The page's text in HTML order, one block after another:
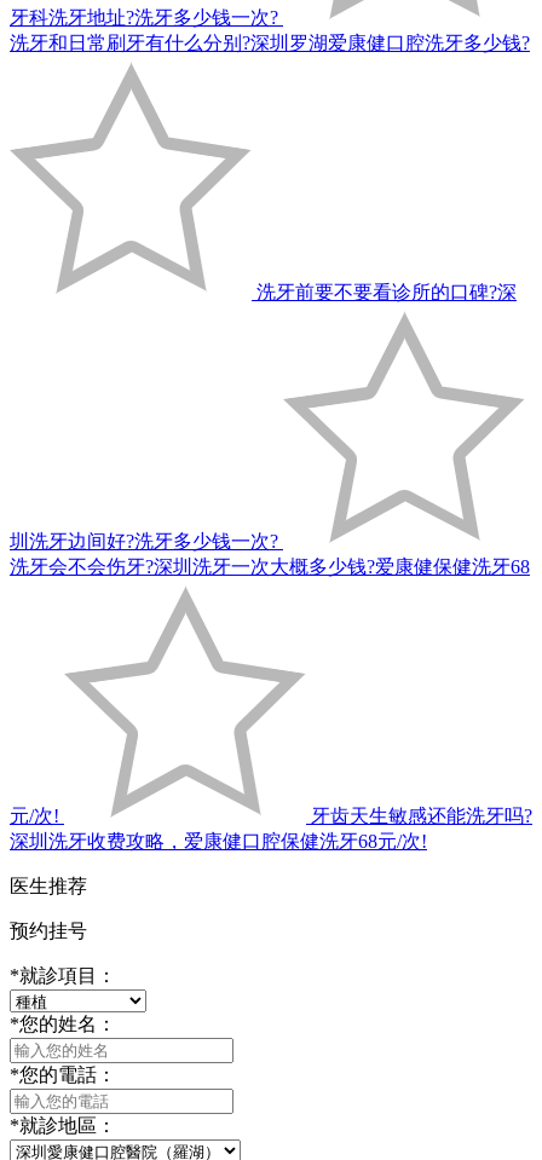
牙科洗牙地址?洗牙多少钱一次?
洗牙和日常刷牙有什么分别?深圳罗湖爱康健口腔洗牙多少钱?
洗牙前要不要看诊所的口碑?深
圳洗牙边间好?洗牙多少钱一次?
洗牙会不会伤牙?深圳洗牙一次大概多少钱?爱康健保健洗牙68
元/次!
牙齿天生敏感还能洗牙吗?
深圳洗牙收费攻略，爱康健口腔保健洗牙68元/次!
医生推荐
预约挂号
*就診項目：
*您的姓名：
*您的電話：
*就診地區：